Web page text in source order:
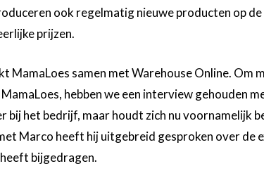
ook regelmatig nieuwe producten op
prijzen.
MamaLoes samen met Warehouse Online. Om
hebben we een interview gehouden
bij het bedrijf, maar houdt zich nu voornamelijk
Marco heeft hij uitgebreid gesproken over de
bijgedragen.